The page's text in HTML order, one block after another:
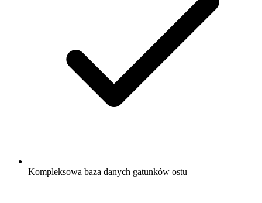
Kompleksowa baza danych gatunków ostu